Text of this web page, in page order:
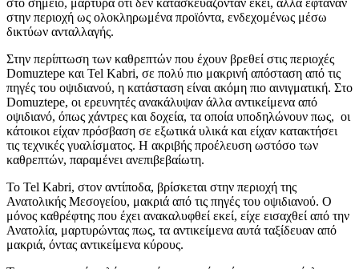
στην περιοχή ως ολοκληρωμένα προϊόντα, ενδεχομένως μέσω
δικτύων ανταλλαγής.
Στην περίπτωση των καθρεπτών που έχουν βρεθεί στις περιοχές
Domuztepe και Tel Kabri, σε πολύ πιο μακρινή απόσταση από τις
πηγές του οψιδιανού, η κατάσταση είναι ακόμη πιο αινιγματική. Στο
Domuztepe, οι ερευνητές ανακάλυψαν άλλα αντικείμενα από
οψιδιανό, όπως χάντρες και δοχεία, τα οποία υποδηλώνουν πως, οι
κάτοικοι είχαν πρόσβαση σε εξωτικά υλικά και είχαν κατακτήσει
τις τεχνικές γυαλίσματος. Η ακριβής προέλευση ωστόσο των
καθρεπτών, παραμένει ανεπιβεβαίωτη.
Το Tel Kabri, στον αντίποδα, βρίσκεται στην περιοχή της
Ανατολικής Μεσογείου, μακριά από τις πηγές του οψιδιανού. Ο
μόνος καθρέφτης που έχει ανακαλυφθεί εκεί, είχε εισαχθεί από την
Ανατολία, μαρτυρώντας πως, τα αντικείμενα αυτά ταξίδευαν από
μακριά, όντας αντικείμενα κύρους.